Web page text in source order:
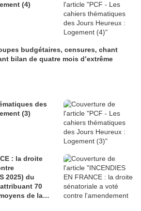
(4)
budgétaires, censures, chant
bilan de quatre mois d’extrême
des
(3)
: la droite
2025) du
70
de la